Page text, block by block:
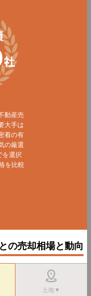
動産売
大手は
着の有
の厳選
を選択
を比較
の売却相場と動向
土地▼